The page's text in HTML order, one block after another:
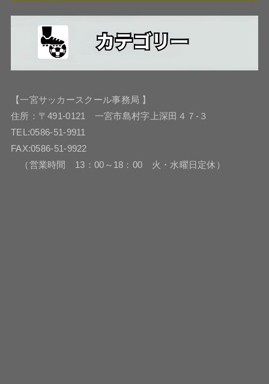
【一宮サッカースクール事務局 】
住所：〒491-0121 一宮市島村字上深田４７-３
TEL:0586-51-9911
FAX:0586-51-9922
（営業時間 13：00～18：00 火・水曜日定休）